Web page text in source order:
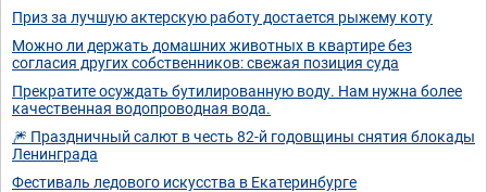
Приз за лучшую актерскую работу достается рыжему коту
Можно ли держать домашних животных в квартире без
согласия других собственников: свежая позиция суда
Прекратите осуждать бутилированную воду. Нам нужна более
качественная водопроводная вода.
🎆 Праздничный салют в честь 82-й годовщины снятия блокады
Ленинграда
Фестиваль ледового искусства в Екатеринбурге